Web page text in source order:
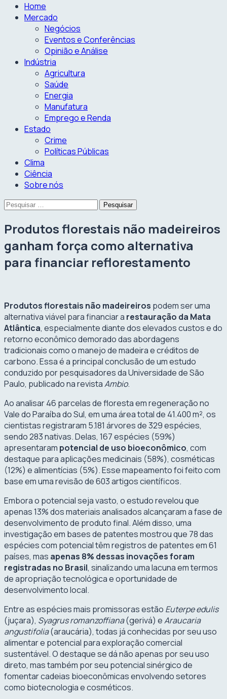
Home
Mercado
Negócios
Eventos e Conferências
Opinião e Análise
Indústria
Agricultura
Saúde
Energia
Manufatura
Emprego e Renda
Estado
Crime
Políticas Públicas
Clima
Ciência
Sobre nós
Pesquisar
Produtos florestais não madeireiros
ganham força como alternativa
para financiar reflorestamento
Produtos florestais não madeireiros podem ser uma
alternativa viável para financiar a restauração da Mata
Atlântica, especialmente diante dos elevados custos e do
retorno econômico demorado das abordagens
tradicionais como o manejo de madeira e créditos de
carbono. Essa é a principal conclusão de um estudo
conduzido por pesquisadores da Universidade de São
Paulo, publicado na revistaAmbio.
Ao analisar 46 parcelas de floresta em regeneração no
Vale do Paraíba do Sul, em uma área total de 41.400 m², os
cientistas registraram 5.181 árvores de 329 espécies,
sendo 283 nativas. Delas, 167 espécies (59%)
apresentaram potencial de uso bioeconômico, com
destaque para aplicações medicinais (58%), cosméticas
(12%) e alimentícias (5%). Esse mapeamento foi feito com
base em uma revisão de 603 artigos científicos.
Embora o potencial seja vasto, o estudo revelou que
apenas 13% dos materiais analisados alcançaram a fase de
desenvolvimento de produto final. Além disso, uma
investigação em bases de patentes mostrou que 78 das
espécies com potencial têm registros de patentes em 61
países, mas apenas 8% dessas inovações foram
registradas no Brasil, sinalizando uma lacuna em termos
de apropriação tecnológica e oportunidade de
desenvolvimento local.
Entre as espécies mais promissoras estão Euterpe edulis
(juçara), Syagrus romanzoffiana(gerivá) eAraucaria
angustifolia(araucária), todas já conhecidas por seu uso
alimentar e potencial para exploração comercial
sustentável. O destaque se dá não apenas por seu uso
direto, mas também por seu potencial sinérgico de
fomentar cadeias bioeconômicas envolvendo setores
como biotecnologia e cosméticos.